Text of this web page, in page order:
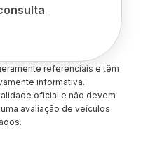
referenciais e têm
informativa.
oficial e não devem
avaliação de veículos